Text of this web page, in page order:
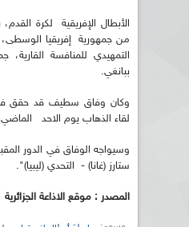
الأبطال الإفريقية لكرة
التمهيدي للمنافسة
ببانغي.
لقاء الذهاب يوم الاحد الماضي بملعب 8
وسيواجه الوفاق في الدور
ستارز (غانا) - التحدي (ليبيا)".
المصدر : موقع الاذاعة الجزائرية